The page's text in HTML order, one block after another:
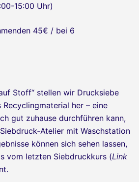
15:00 Uhr)
45€ / bei 6
Stoff“ stellen wir Drucksiebe
Recyclingmaterial her – eine
gut zuhause durchführen kann,
Atelier mit Waschstation
können sich sehen lassen,
vom letzten Siebdruckkurs (Link